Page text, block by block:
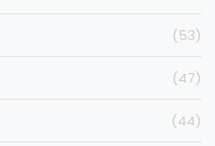
(53)
(47)
(44)